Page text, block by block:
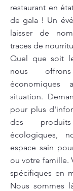
restaurant en
de gala ! Un
laisser de
traces de
Quel que soit
nous
économiques
situation.
pour plus
des
écologiques,
espace sain
ou votre famille.
spécifiques en
Nous sommes